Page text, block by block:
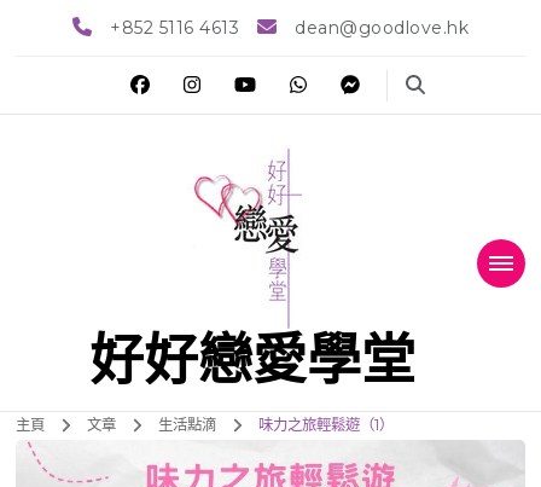
+852 5116 4613 dean@goodlove.hk
好好戀愛學堂
主頁 文章 生活點滴 味力之旅輕鬆遊（1）